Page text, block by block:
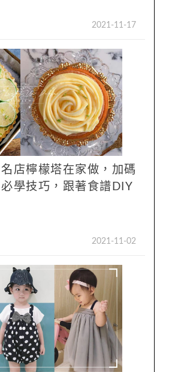
2021-11-17
店檸檬塔在家做，加碼
學技巧，跟著食譜DIY
2021-11-02